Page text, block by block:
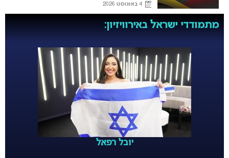
4 באוגוסט 2026
מתמודדי ישראל באירוויזיון:
יובל רפאל